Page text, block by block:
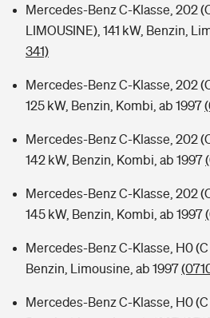
Mercedes-Benz C-Klasse, 202
LIMOUSINE), 141 kW, Benzin,
341)
Mercedes-Benz C-Klasse, 202
125 kW, Benzin, Kombi, ab 1997
Mercedes-Benz C-Klasse, 202
142 kW, Benzin, Kombi, ab 1997
Mercedes-Benz C-Klasse, 202
145 kW, Benzin, Kombi, ab 1997
Mercedes-Benz C-Klasse, H0 (C
Benzin, Limousine, ab 1997
Mercedes-Benz C-Klasse, H0 (C